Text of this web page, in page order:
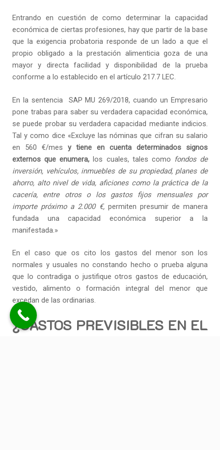
Entrando en cuestión de como determinar la capacidad
económica de ciertas profesiones, hay que partir de la base
que la exigencia probatoria responde de un lado a que el
propio obligado a la prestación alimenticia goza de una
mayor y directa facilidad y disponibilidad de la prueba
conforme a lo establecido en el artículo 217.7 LEC.
En la sentencia SAP MU 269/2018, cuando un Empresario
pone trabas para saber su verdadera capacidad económica,
se puede probar su verdadera capacidad mediante indicios.
Tal y como dice «Excluye las nóminas que cifran su salario
en 560 €/mes y tiene en cuenta determinados signos
externos que enumera, los cuales, tales como fondos de
inversión, vehículos, inmuebles de su propiedad, planes de
ahorro, alto nivel de vida, aficiones como la práctica de la
cacería, entre otros o los gastos fijos mensuales por
importe próximo a 2.000 €,permiten presumir de manera
fundada una capacidad económica superior a la
manifestada.»
En el caso que os cito los gastos del menor son los
normales y usuales no constando hecho o prueba alguna
que lo contradiga o justifique otros gastos de educación,
vestido, alimento o formación integral del menor que
excedan de las ordinarias.
¿GASTOS PREVISIBLES EN EL